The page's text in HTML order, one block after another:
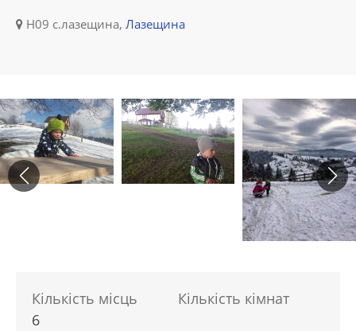
Н09 с.лазещина, Лазещина
Кількість місць
6
Кількість кімнат